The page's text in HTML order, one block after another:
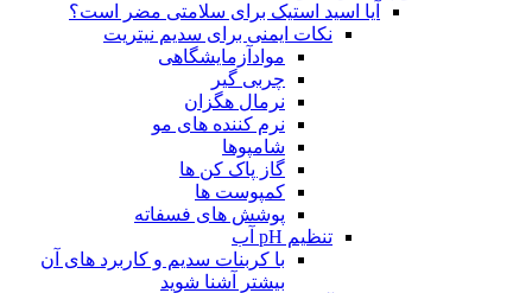
آیا اسید استیک برای سلامتی مضر است؟
نکات ایمنی برای سدیم نیتریت
موادآزمایشگاهی
چربی گیر
نرمال هگزان
نرم کننده های مو
شامپوها
گاز پاک کن ها
کمپوست ها
پوشش های فسفاته
تنظیم pH آب
با کربنات سدیم و کاربرد های آن
بیشتر آشنا شوید